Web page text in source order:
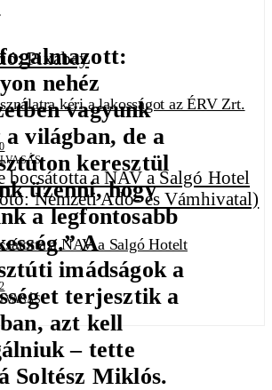
kéri a lakosságot az ÉRV Zrt.
a NAV a Salgó Hotelt
nehéz
vagyunk
a világban, de a
keresztül
üzenni, hogy
a legfontosabb
A
imádságok a
terjesztik a
azt kell
– tette
Soltész Miklós.